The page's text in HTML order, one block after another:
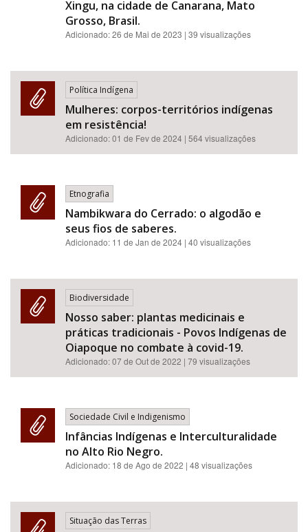
Xingu, na cidade de Canarana, Mato
Grosso, Brasil.
Adicionado:26 de Mai de 2023 | 39 visualizações
Política Indígena
Mulheres: corpos-territórios indígenas
em resistência!
Adicionado:01 de Fev de 2024 | 564 visualizações
Etnografia
Nambikwara do Cerrado: o algodão e
seus fios de saberes.
Adicionado: 11 de Jan de 2024 | 40 visualizações
Biodiversidade
Nosso saber: plantas medicinais e
práticas tradicionais - Povos Indígenas de
Oiapoque no combate à covid-19.
Adicionado:07 de Out de 2022 | 79 visualizações
Sociedade Civil e Indigenismo
Infâncias Indígenas e Interculturalidade
no Alto Rio Negro.
Adicionado: 18 de Ago de 2022 | 48 visualizações
Situação das Terras